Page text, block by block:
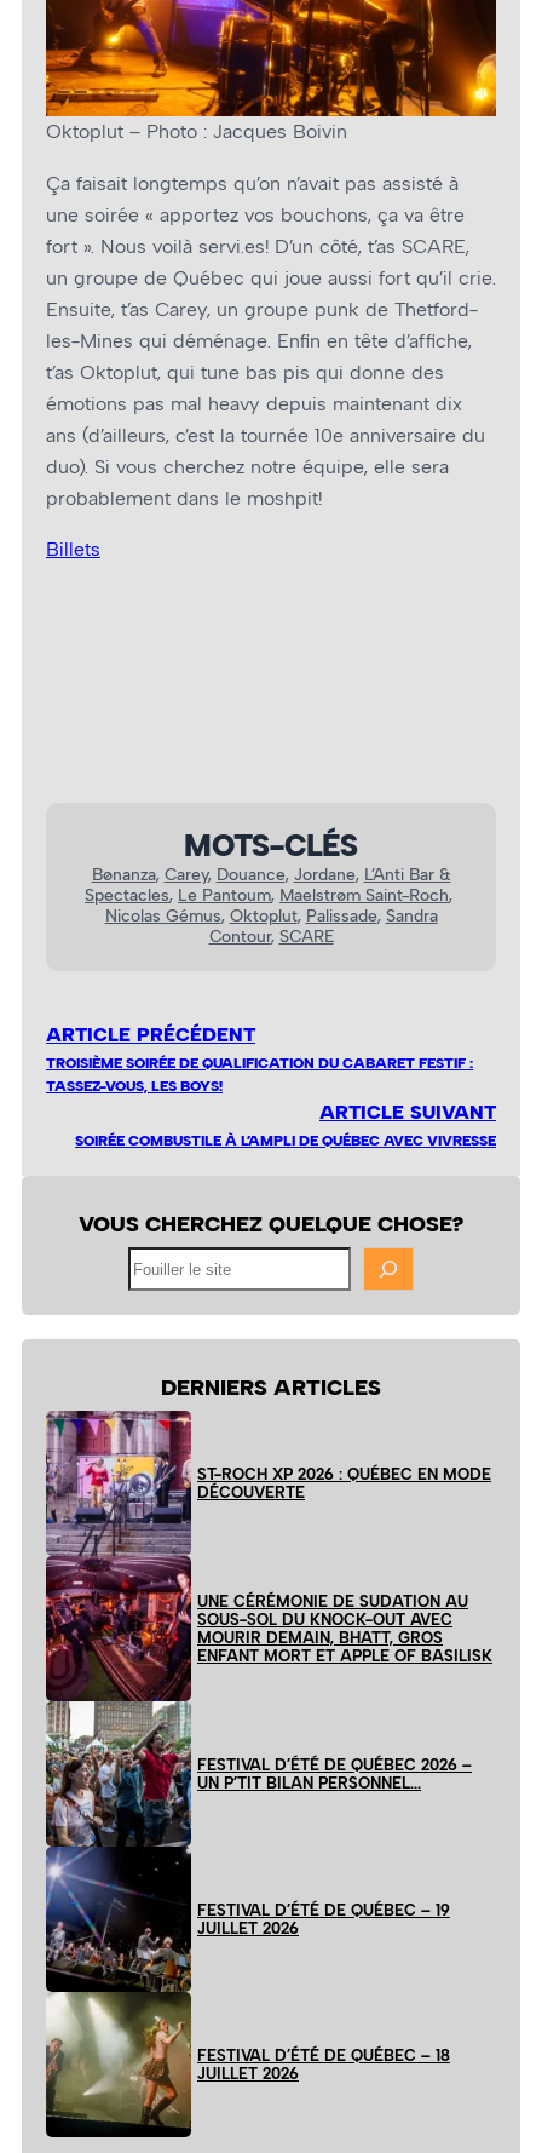
Oktoplut – Photo : Jacques Boivin
Ça faisait longtemps qu’on n’avait pas assisté à
une soirée « apportez vos bouchons, ça va être
fort ». Nous voilà servi.es! D’un côté, t’as SCARE,
un groupe de Québec qui joue aussi fort qu’il crie.
Ensuite, t’as Carey, un groupe punk de Thetford-
les-Mines qui déménage. Enfin en tête d’affiche,
t’as Oktoplut, qui tune bas pis qui donne des
émotions pas mal heavy depuis maintenant dix
ans (d’ailleurs, c’est la tournée 10e anniversaire du
duo). Si vous cherchez notre équipe, elle sera
probablement dans le moshpit!
Billets
MOTS-CLÉS
Bønanza, Carey, Douance, Jordane, L’Anti Bar &
Spectacles, Le Pantoum, Maelstrøm Saint-Roch
Nicolas Gémus, Oktoplut, Palissade, Sandra
Contour, SCARE
ARTICLE PRÉCÉDENT
TROISIÈME SOIRÉE DE QUALIFICATION DU CABARET FESTIF :
TASSEZ-VOUS, LES BOYS!
ARTICLE SUIVANT
SOIRÉE COMBUSTILE À L’AMPLI DE QUÉBEC AVEC VIVRESSE
VOUS CHERCHEZ QUELQUE CHOSE?
DERNIERS ARTICLES
ST-ROCH XP 2026 : QUÉBEC EN MODE
DÉCOUVERTE
UNE CÉRÉMONIE DE SUDATION AU
SOUS-SOL DU KNOCK-OUT AVEC
MOURIR DEMAIN, BHATT, GROS
ENFANT MORT ET APPLE OF BASILISK
FESTIVAL D’ÉTÉ DE QUÉBEC 2026 –
UN P’TIT BILAN PERSONNEL…
FESTIVAL D’ÉTÉ DE QUÉBEC – 19
JUILLET 2026
FESTIVAL D’ÉTÉ DE QUÉBEC – 18
JUILLET 2026